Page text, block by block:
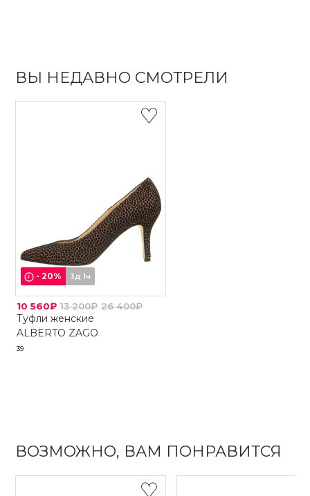
ВЫ НЕДАВНО СМОТРЕЛИ
-20% 3д 1ч
10 560₽ 13 200₽ 26 400₽
Туфли женские
ALBERTO ZAGO
39
ВОЗМОЖНО, ВАМ ПОНРАВИТСЯ